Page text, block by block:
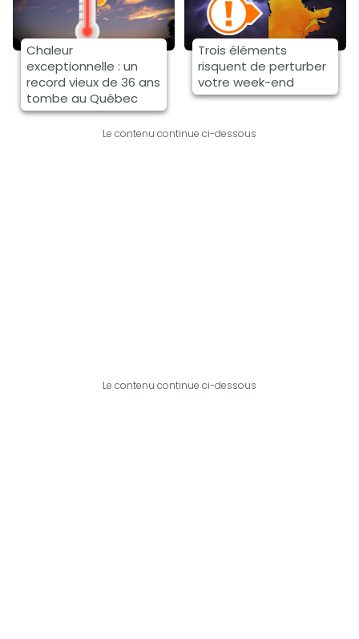
Chaleur
exceptionnelle : un
record vieux de 36 ans
tombe au Québec
Trois éléments
risquent de perturber
votre week-end
Le contenu continue ci-dessous
Le contenu continue ci-dessous